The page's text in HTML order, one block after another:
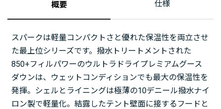
概要 仕様
スパークは軽量コンパクトさと優れた保温性を両立させ
た最上位シリーズです。撥水トリートメントされた
850+フィルパワーのウルトラドライプレミアムグース
ダウンは、ウェットコンディションでも最大の保温性を
発揮。シェルとライニングは極薄の10デニール撥水ナイ
ロン製で軽量化。結露したテント壁面に接するフードと